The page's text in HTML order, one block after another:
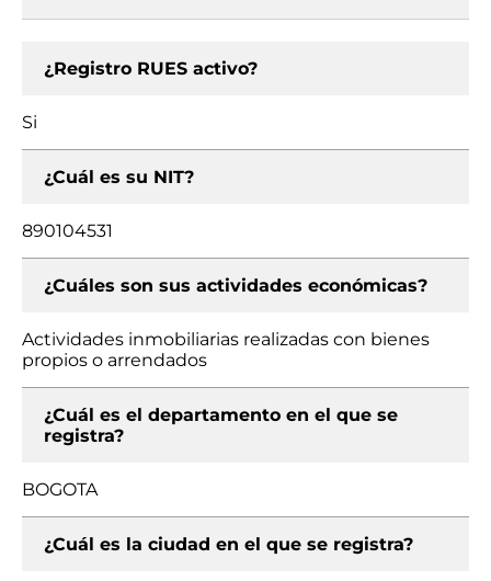
¿Registro RUES activo?
Si
¿Cuál es su NIT?
890104531
¿Cuáles son sus actividades económicas?
Actividades inmobiliarias realizadas con bienes
propios o arrendados
¿Cuál es el departamento en el que se
registra?
BOGOTA
¿Cuál es la ciudad en el que se registra?